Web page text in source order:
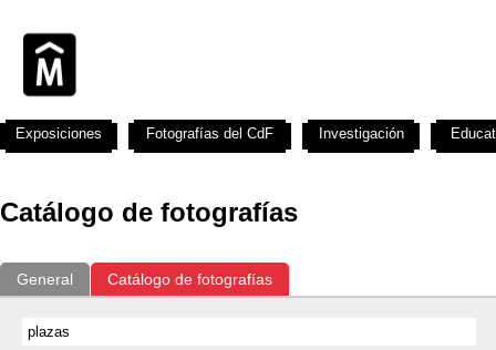
Catálogo de fotografías
General Catálogo de fotografías
Exposiciones Fotografías del CdF Investigación